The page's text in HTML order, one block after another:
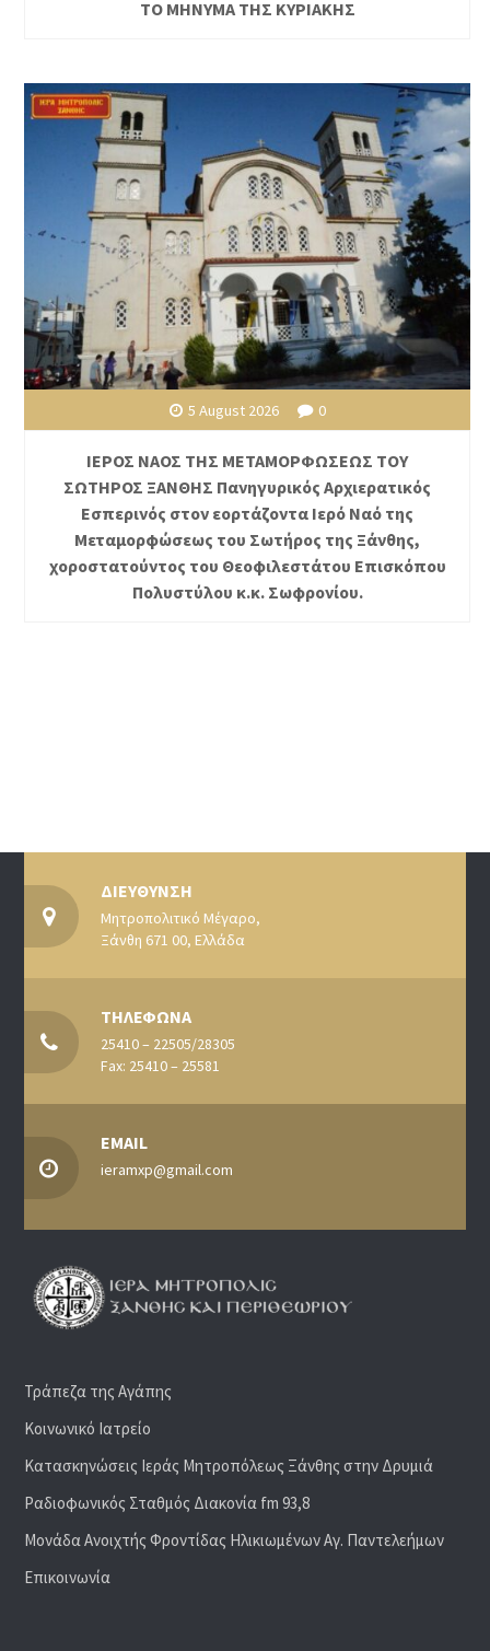
ΤΟ ΜΗΝΥΜΑ ΤΗΣ ΚΥΡΙΑΚΗΣ
5 August 2026 0
ΙΕΡΟΣ ΝΑΟΣ ΤΗΣ ΜΕΤΑΜΟΡΦΩΣΕΩΣ ΤΟΥ
ΣΩΤΗΡΟΣ ΞΑΝΘΗΣ Πανηγυρικός Αρχιερατικός
Εσπερινός στον εορτάζοντα Ιερό Ναό της
Μεταμορφώσεως του Σωτήρος της Ξάνθης,
χοροστατούντος του Θεοφιλεστάτου Επισκόπου
Πολυστύλου κ.κ. Σωφρονίου.
ΔΙΕΥΘΥΝΣΗ
Μητροπολιτικό Μέγαρο,
Ξάνθη 671 00, Ελλάδα
ΤΗΛΕΦΩΝΑ
25410 – 22505/28305
Fax: 25410 – 25581
EMAIL
ieramxp@gmail.com
Τράπεζα της Αγάπης
Κοινωνικό Ιατρείο
Κατασκηνώσεις Ιεράς Μητροπόλεως Ξάνθης στην Δρυμιά
Ραδιoφωνικός Σταθμός Διακονία fm 93,8
Μονάδα Ανοιχτής Φροντίδας Ηλικιωμένων Αγ. Παντελεήμων
Επικοινωνία